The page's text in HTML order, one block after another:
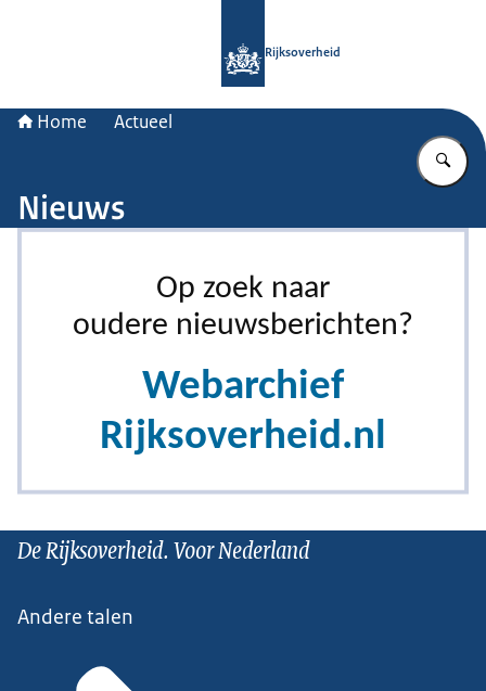
Rijksoverheid
Home Actueel
Nieuws
De Rijksoverheid. Voor Nederland
Andere talen